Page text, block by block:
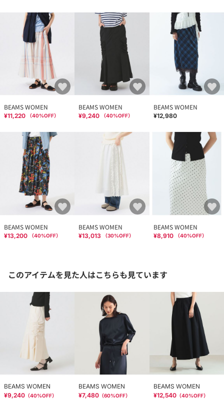
BEAMS WOMEN
¥11,220 （40%OFF）
BEAMS WOMEN
¥9,240 （40%OFF）
BEAMS WOMEN
¥12,980
BEAMS WOMEN
¥13,200 （40%OFF）
BEAMS WOMEN
¥13,013 （30%OFF）
BEAMS WOMEN
¥8,910 （40%OFF）